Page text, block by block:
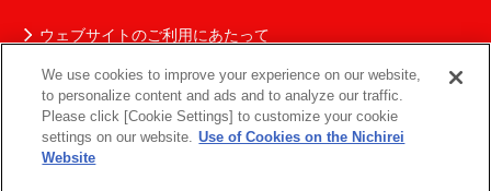
ウェブサイトのご利用にあたって
ニチレイグループの個人情報保護について
ソーシャルメディアポリシー
We use cookies to improve your experience on our website,
to personalize content and ads and to analyze our traffic.
Please click [Cookie Settings] to customize your cookie
settings on our website. Use of Cookies on the Nichirei
Website